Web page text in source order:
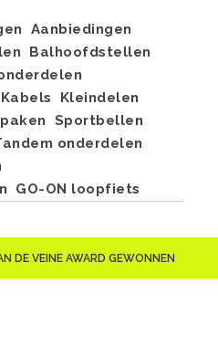
Aanbiedingen
Balhoofdstellen
Kabels
Kleindelen
Sportbellen
onderdelen
GO-ON loopfiets
DE VEINE AWARD GEWONNEN